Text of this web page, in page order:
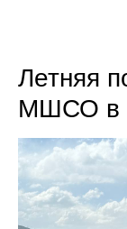
Летняя
МШСО в